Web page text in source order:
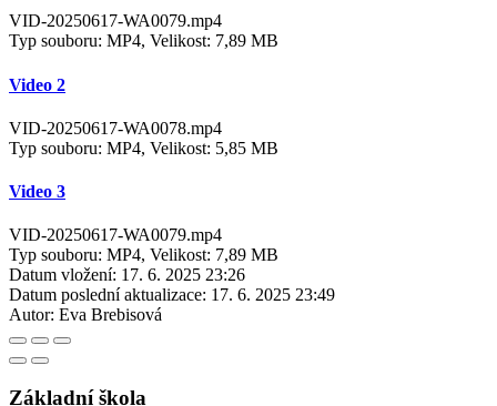
VID-20250617-WA0079.mp4
Typ souboru: MP4, Velikost: 7,89 MB
Video 2
VID-20250617-WA0078.mp4
Typ souboru: MP4, Velikost: 5,85 MB
Video 3
VID-20250617-WA0079.mp4
Typ souboru: MP4, Velikost: 7,89 MB
Datum vložení: 17. 6. 2025 23:26
Datum poslední aktualizace: 17. 6. 2025 23:49
Autor: Eva Brebisová
Základní škola